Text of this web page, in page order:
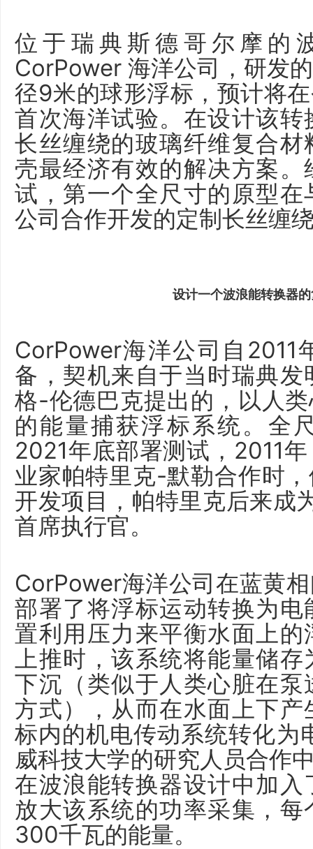
位于瑞典斯德哥尔摩的
CorPower 海洋公司，研发
径9米的球形浮标，预计将
首次海洋试验。在设计该
长丝缠绕的玻璃纤维复合
壳最经济有效的解决方案
试，第一个全尺寸的原型
公司合作开发的定制长丝缠
设计一个波浪能转换器
CorPower海洋公司自2011
备，契机来自于当时瑞典
格-伦德巴克提出的，以人
的能量捕获浮标系统。全
2021年底部署测试，2011
业家帕特里克-默勒合作时
开发项目，帕特里克后来成
首席执行官。
CorPower海洋公司在蓝黄
部署了将浮标运动转换为
置利用压力来平衡水面上
上推时，该系统将能量储
下沉（类似于人类心脏在
方式），从而在水面上下
标内的机电传动系统转化为
威科技大学的研究人员合作
在波浪能转换器设计中加
放大该系统的功率采集，
300千瓦的能量。